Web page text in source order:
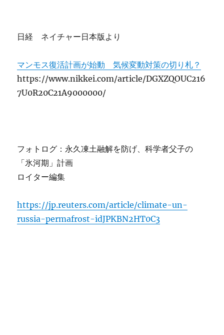
日経 ネイチャー日本版より
マンモス復活計画が始動 気候変動対策の切り札？
https://www.nikkei.com/article/DGXZQOUC216
7U0R20C21A9000000/
フォトログ：永久凍土融解を防げ、科学者父子の
「氷河期」計画
ロイター編集
https://jp.reuters.com/article/climate-un-
russia-permafrost-idJPKBN2HT0C3